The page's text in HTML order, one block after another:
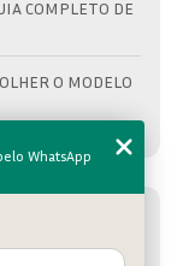
WhatsApp